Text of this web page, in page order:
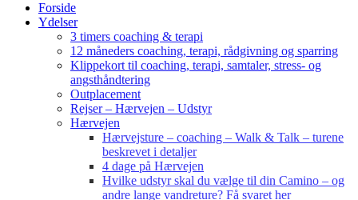
Forside
Ydelser
3 timers coaching & terapi
12 måneders coaching, terapi, rådgivning og sparring
Klippekort til coaching, terapi, samtaler, stress- og
angsthåndtering
Outplacement
Rejser – Hærvejen – Udstyr
Hærvejen
Hærvejsture – coaching – Walk & Talk – turene
beskrevet i detaljer
4 dage på Hærvejen
Hvilke udstyr skal du vælge til din Camino – og
andre lange vandreture? Få svaret her